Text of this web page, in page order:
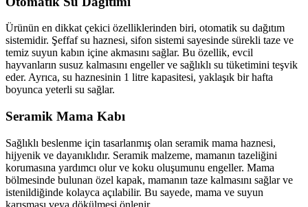
Ürünün en dikkat çekici özelliklerinden biri, otomatik su dağıtım
sistemidir. Şeffaf su haznesi, sifon sistemi sayesinde sürekli taze ve
temiz suyun kabın içine akmasını sağlar. Bu özellik, evcil
hayvanların susuz kalmasını engeller ve sağlıklı su tüketimini teşvik
eder. Ayrıca, su haznesinin 1 litre kapasitesi, yaklaşık bir hafta
boyunca yeterli su sağlar.
Seramik Mama Kabı
Sağlıklı beslenme için tasarlanmış olan seramik mama haznesi,
hijyenik ve dayanıklıdır. Seramik malzeme, mamanın tazeliğini
korumasına yardımcı olur ve koku oluşumunu engeller. Mama
bölmesinde bulunan özel kapak, mamanın taze kalmasını sağlar ve
istenildiğinde kolayca açılabilir. Bu sayede, mama ve suyun
karışması veya dökülmesi önlenir.